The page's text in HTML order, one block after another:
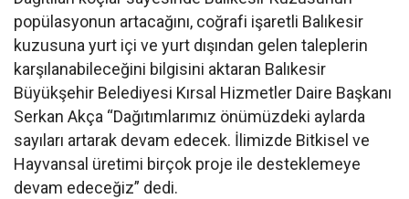
popülasyonun artacağını, coğrafi işaretli Balıkesir
kuzusuna yurt içi ve yurt dışından gelen taleplerin
karşılanabileceğini bilgisini aktaran Balıkesir
Büyükşehir Belediyesi Kırsal Hizmetler Daire Başkanı
Serkan Akça “Dağıtımlarımız önümüzdeki aylarda
sayıları artarak devam edecek. İlimizde Bitkisel ve
Hayvansal üretimi birçok proje ile desteklemeye
devam edeceğiz” dedi.